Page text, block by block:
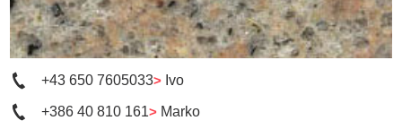
+43 650 7605033> Ivo
+386 40 810 161> Marko